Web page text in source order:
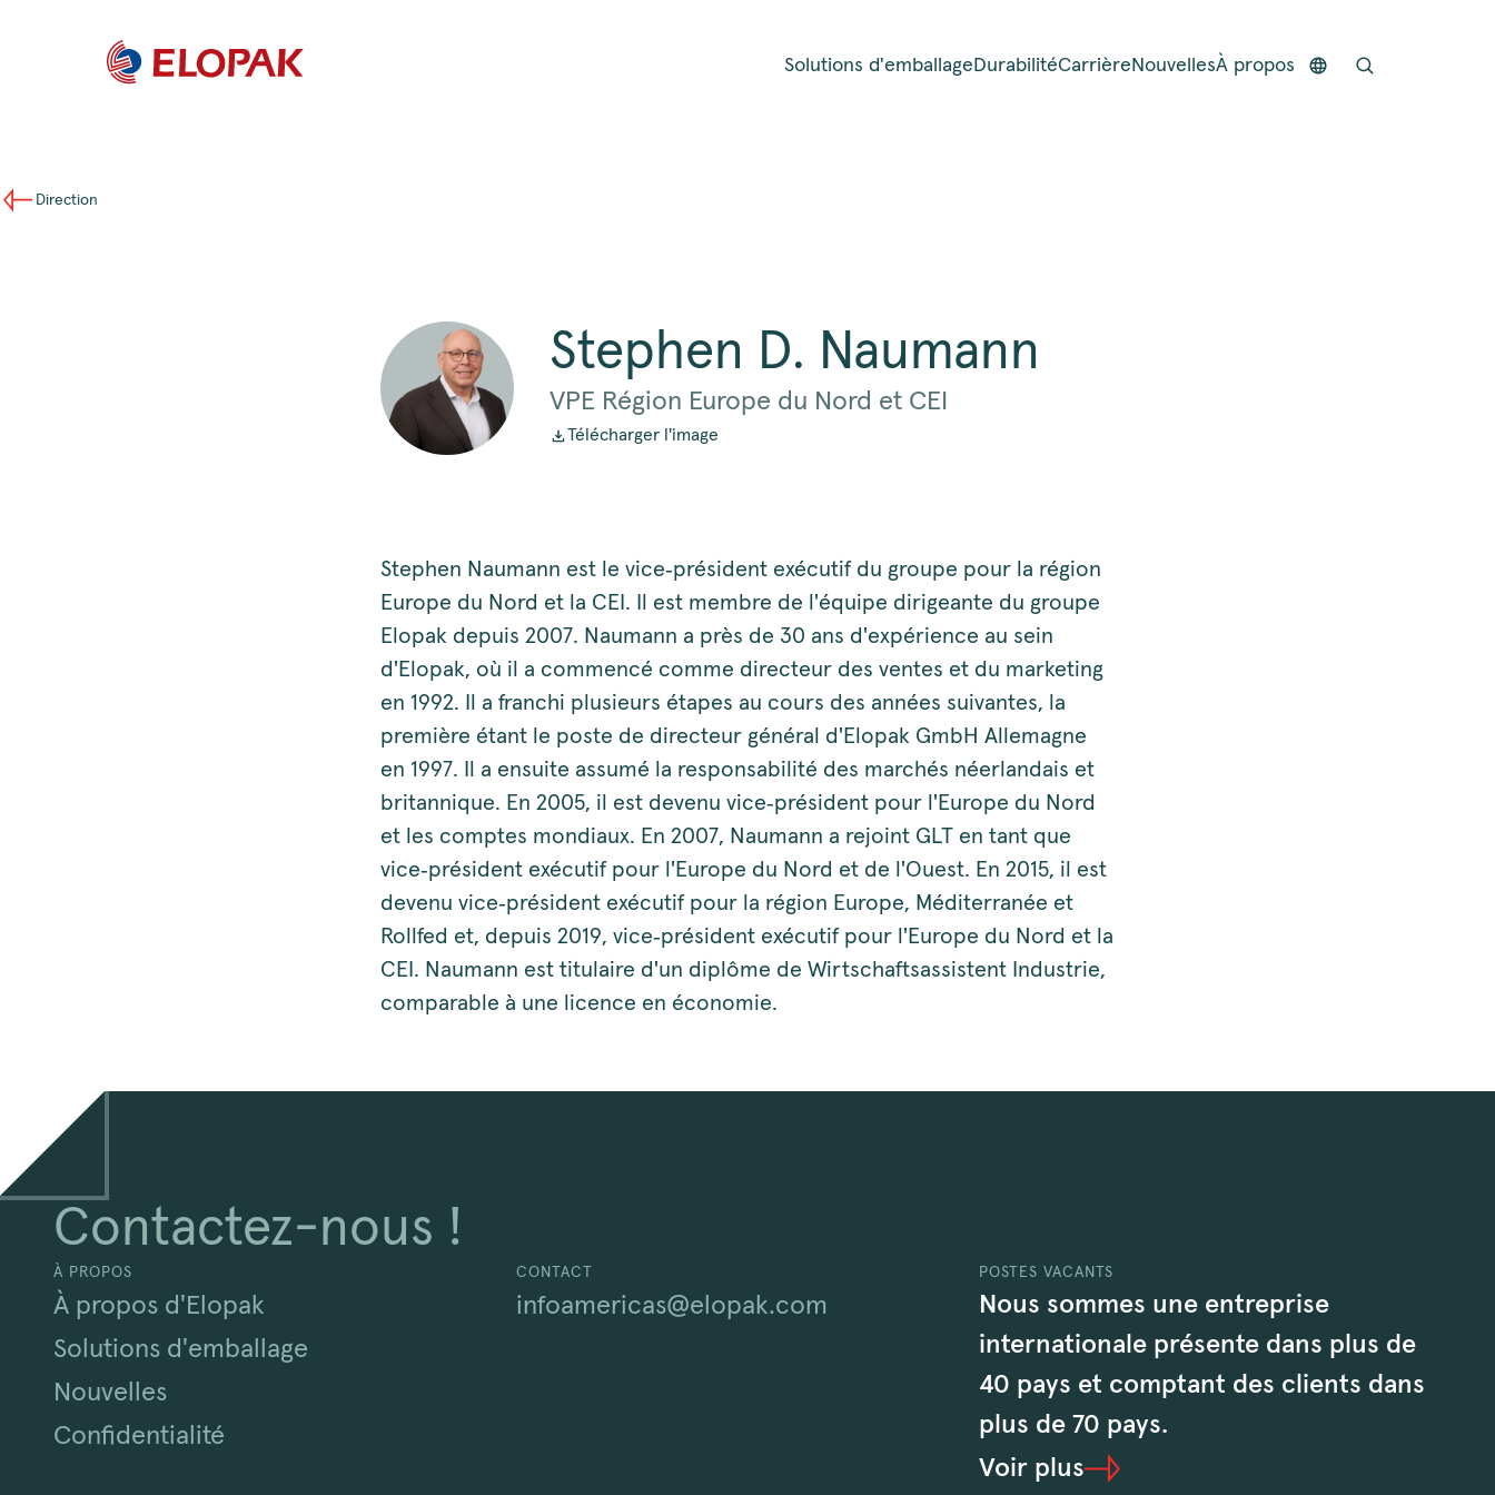
Solutions d'emballage DurabilitéCarrière NouvellesÀ propos
Direction
Stephen D. Naumann
VPE Région Europe du Nord et CEI
Télécharger l'image
Stephen Naumann est le vice‑président exécutif du groupe pour la région
Europe du Nord et la CEI. Il est membre de l'équipe dirigeante du groupe
Elopak depuis 2007. Naumann a près de 30 ans d'expérience au sein
d'Elopak, où il a commencé comme directeur des ventes et du marketing
en 1992. Il a franchi plusieurs étapes au cours des années suivantes, la
première étant le poste de directeur général d'Elopak GmbH Allemagne
en 1997. Il a ensuite assumé la responsabilité des marchés néerlandais et
britannique. En 2005, il est devenu vice‑président pour l'Europe du Nord
et les comptes mondiaux. En 2007, Naumann a rejoint GLT en tant que
vice‑président exécutif pour l'Europe du Nord et de l'Ouest. En 2015, il est
devenu vice‑président exécutif pour la région Europe, Méditerranée et
Rollfed et, depuis 2019, vice‑président exécutif pour l'Europe du Nord et la
CEI. Naumann est titulaire d'un diplôme de Wirtschaftsassistent Industrie,
comparable à une licence en économie.
Contactez-nous !
À PROPOS
À propos d'Elopak
Solutions d'emballage
Nouvelles
Confidentialité
CONTACT
infoamericas@elopak.com
POSTES VACANTS
Nous sommes une entreprise
internationale présente dans plus de
40 pays et comptant des clients dans
plus de 70 pays.
Voir plus